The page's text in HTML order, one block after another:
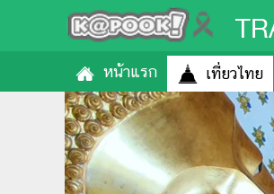
หน้าแรก เที่ยวไทย